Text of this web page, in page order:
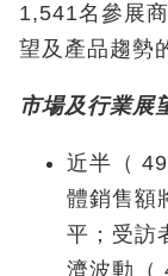
1,541名參展
望及產品趨勢
市場及行業展
近半（
體銷售額
平；受訪
濟波動（